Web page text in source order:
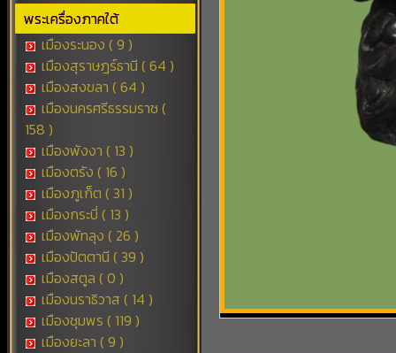
พระเครื่องภาคใต้
เมืองระนอง ( 9 )
เมืองสุราษฎร์ธานี ( 64 )
เมืองสงขลา ( 64 )
เมืองนครศรีธรรมราช (
158 )
เมืองพังงา ( 13 )
เมืองตรัง ( 16 )
เมืองภูเก็ต ( 31 )
เมืองกระบี่ ( 13 )
เมืองพัทลุง ( 26 )
เมืองปัตตานี ( 39 )
เมืองสตูล ( 0 )
เมืองนราธิวาส ( 14 )
เมืองชุมพร ( 119 )
เมืองยะลา ( 9 )